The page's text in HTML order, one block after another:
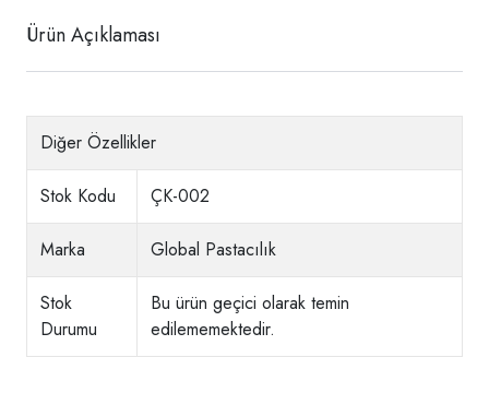
Ürün Açıklaması
Diğer Özellikler
Stok Kodu ÇK-002
Marka Global Pastacılık
Stok
Durumu
Bu ürün geçici olarak temin
edilememektedir.